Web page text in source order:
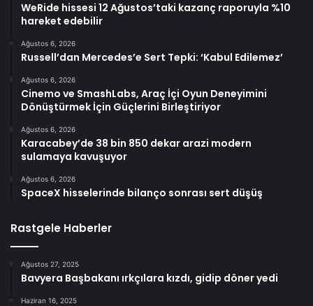
WeRide hissesi 12 Ağustos’taki kazanç raporuyla %10
hareket edebilir
Ağustos 6, 2026
Russell’dan Mercedes’e Sert Tepki: ‘Kabul Edilemez’
Ağustos 6, 2026
Cinemo ve SmashLabs, Araç İçi Oyun Deneyimini
Dönüştürmek İçin Güçlerini Birleştiriyor
Ağustos 6, 2026
Karacabey’de 38 bin 850 dekar arazi modern
sulamaya kavuşuyor
Ağustos 6, 2026
SpaceX hisselerinde bilanço sonrası sert düşüş
Rastgele Haberler
Ağustos 27, 2025
Bavyera Başbakanı ırkçılara kızdı, gidip döner yedi
Haziran 16, 2025